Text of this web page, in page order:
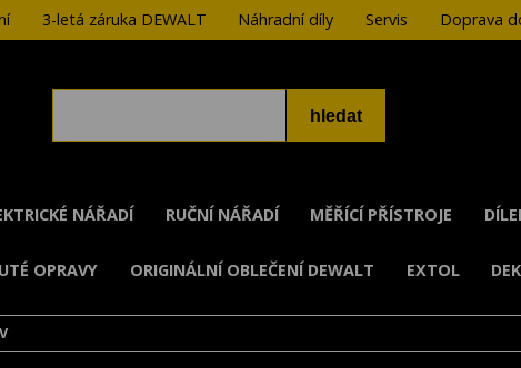
3-letá záruka DEWALT Náhradní díly Servis Doprava
NÁŘADÍ RUČNÍ NÁŘADÍ MĚŘÍCÍ PŘÍSTROJE
OPRAVY ORIGINÁLNÍ OBLEČENÍ DEWALT EXTOL DEK